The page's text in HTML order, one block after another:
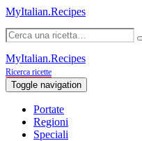
MyItalian.Recipes
MyItalian.Recipes
Ricerca ricette
Toggle navigation
Portate
Regioni
Speciali